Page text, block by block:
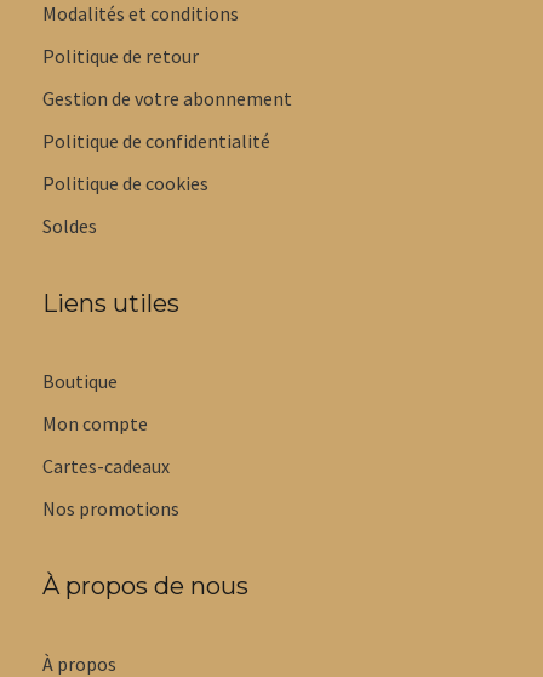
Modalités et conditions
Politique de retour
Gestion de votre abonnement
Politique de confidentialité
Politique de cookies
Soldes
Liens utiles
Boutique
Mon compte
Cartes-cadeaux
Nos promotions
À propos de nous
À propos